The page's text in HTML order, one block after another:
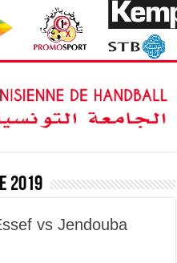
2019
vs Jendouba